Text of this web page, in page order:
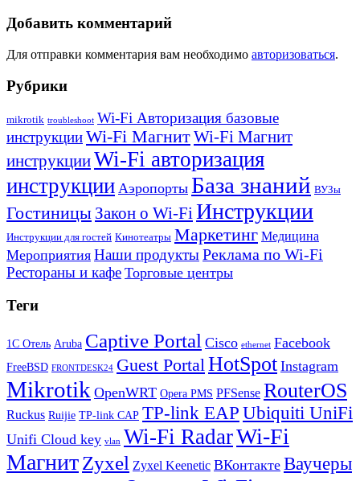
Добавить комментарий
Для отправки комментария вам необходимо авторизоваться.
Рубрики
mikrotik troubleshoot Wi-Fi Авторизация базовые
инструкцииWi-Fi МагнитWi-Fi Магнит
инструкцииWi-Fi авторизация
инструкции Аэропорты База знаний ВУЗы
Гостиницы Закон о Wi-FiИнструкции
Инструкции для гостей Кинотеатры Маркетинг Медицина
Мероприятия Наши продуктыРеклама по Wi-Fi
Рестораны и кафе Торговые центры
Теги
1С Отель Aruba Captive Portal Cisco ethernet Facebook
FreeBSD FRONTDESK24 Guest PortalHotSpot Instagram
Mikrotik OpenWRT Opera PMS PFSense RouterOS
Ruckus Ruijie TP-link CAP TP-link EAP Ubiquiti UniFi
Unifi Cloud key vlan Wi-Fi RadarWi-Fi
МагнитZyxel Zyxel Keenetic ВКонтакте Ваучеры